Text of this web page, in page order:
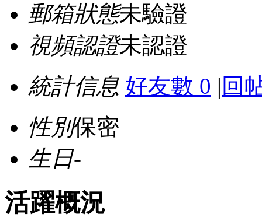
郵箱狀態未驗證
視頻認證未認證
統計信息 好友數 0 | 回
性別保密
生日-
活躍概況